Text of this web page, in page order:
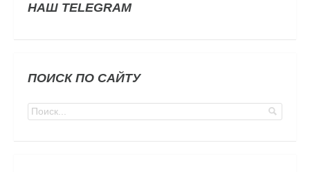
НАШ TELEGRAM
ПОИСК ПО САЙТУ